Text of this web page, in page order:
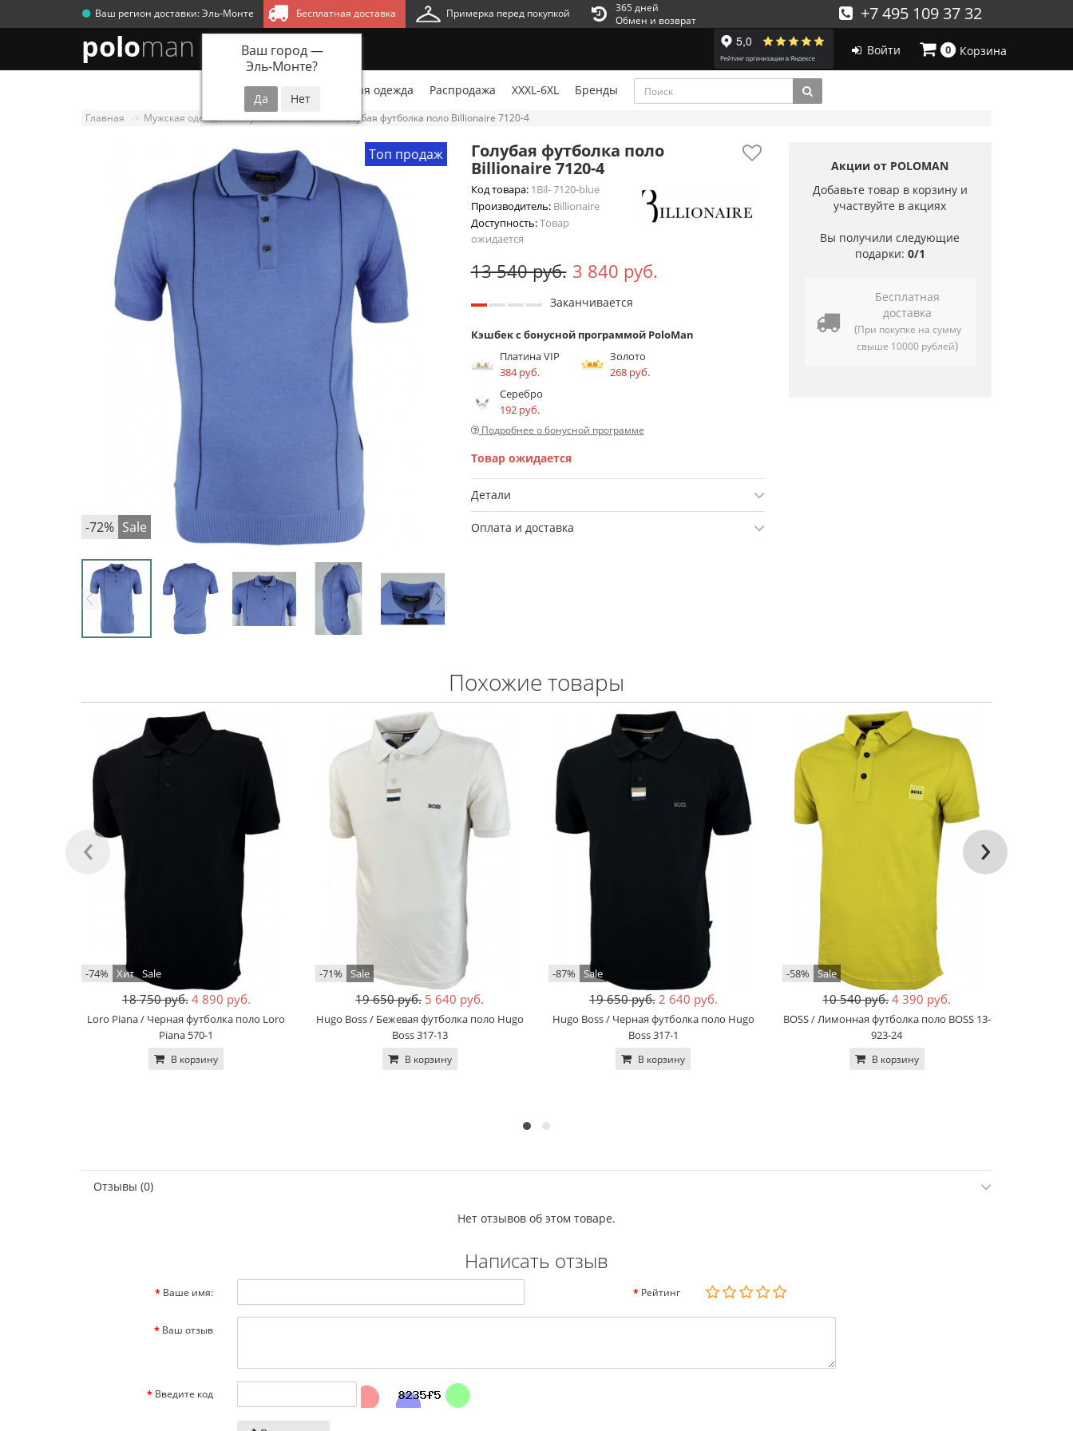
Ваш регион доставки:Эль-Монте
Ваш город —
Эль-Монте?
Бесплатная доставка Примерка перед покупкой
365 дней
Обмен и возврат
+7 495 109 37 32
Войти 0 Корзина
poloman
Новинки Мужская одежда Распродажа XXXL-6XL Бренды
Главная Мужская одежда Футболки и поло Голубая футболка поло Billionaire 7120-4
Топ продаж
-72% Sale
Голубая футболка поло
Billionaire 7120-4
Код товара:1Bil- 7120-blue
Производитель:Billionaire
Доступность:Товар
ожидается
13 540 руб. 3 840 руб.
Заканчивается
Кэшбек с бонусной программой PoloMan
Платина VIP
384 руб.
Золото
268 руб.
Серебро
192 руб.
Подробнее о бонусной программе
Товар ожидается
Детали
Оплата и доставка
Акции от POLOMAN
Добавьте товар в корзину и
участвуйте в акциях
Вы получили следующие
подарки: 0/1
Бесплатная
доставка
(При покупке на сумму
свыше 10000 рублей)
Похожие товары
-74% Хит Sale
18 750 руб. 4 890 руб.
Loro Piana / Черная футболка поло Loro
Piana 570-1
В корзину
-71% Sale
19 650 руб. 5 640 руб.
Hugo Boss / Бежевая футболка поло Hugo
Boss 317-13
В корзину
-87% Sale
19 650 руб. 2 640 руб.
Hugo Boss / Черная футболка поло Hugo
Boss 317-1
В корзину
-58% Sale
10 540 руб. 4 390 руб.
BOSS / Лимонная футболка поло BOSS 13-
923-24
В корзину
‹ ›
Отзывы (0)
Нет отзывов об этом товаре.
Написать отзыв
Ваше имя: Рейтинг
Ваш отзыв
Введите код